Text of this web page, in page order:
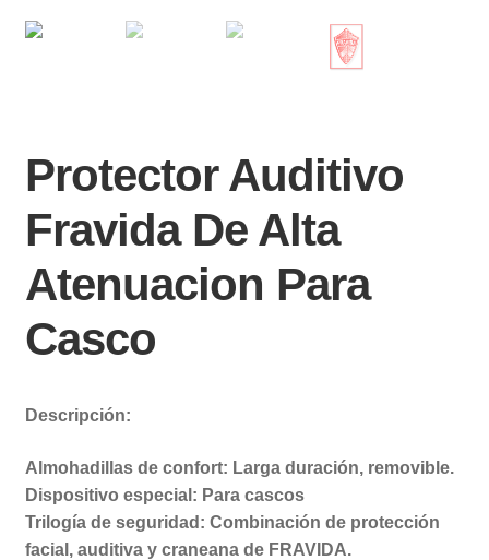
Protector Auditivo
Fravida De Alta
Atenuacion Para
Casco
Descripción:
Almohadillas de confort: Larga duración, removible.
Dispositivo especial: Para cascos
Trilogía de seguridad: Combinación de protección
facial, auditiva y craneana de FRAVIDA.